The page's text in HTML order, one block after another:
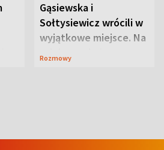
Gąsiewska i
Sołtysiewicz wrócili w
wyjątkowe miejsce. Na
szlaku czekał
Rozmowy